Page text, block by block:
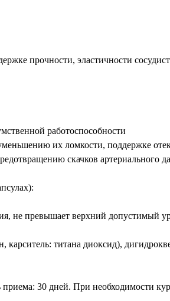
прочности, эластичности
работоспособности
их ломкости, поддержке
скачков артериального
не превышает верхний допустимый
титана диоксид),
30 дней. При необходимости